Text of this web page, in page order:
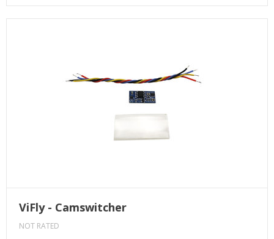
ViFly - Camswitcher
NOT RATED